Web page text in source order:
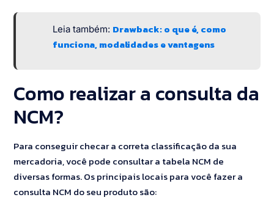
Leia também: Drawback: o que é, como
funciona, modalidades e vantagens
Como realizar a consulta da
NCM?
Para conseguir checar a correta classificação da sua
mercadoria, você pode consultar a tabela NCM de
diversas formas. Os principais locais para você fazer a
consulta NCM do seu produto são: